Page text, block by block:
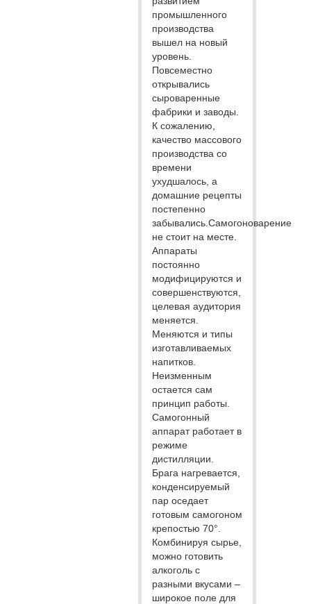
промышленного
производства
вышел на новый
уровень.
Повсеместно
открывались
сыроваренные
фабрики и заводы.
К сожалению,
качество массового
производства со
времени
ухудшалось, а
домашние рецепты
постепенно
забывались.Самогоноварение
не стоит на месте.
Аппараты
постоянно
модифицируются и
совершенствуются,
целевая аудитория
меняется.
Меняются и типы
изготавливаемых
напитков.
Неизменным
остается сам
принцип работы.
Самогонный
аппарат работает в
режиме
дистилляции.
Брага нагревается,
конденсируемый
пар оседает
готовым самогоном
крепостью 70°.
Комбинируя сырье,
можно готовить
алкоголь с
разными вкусами –
широкое поле для